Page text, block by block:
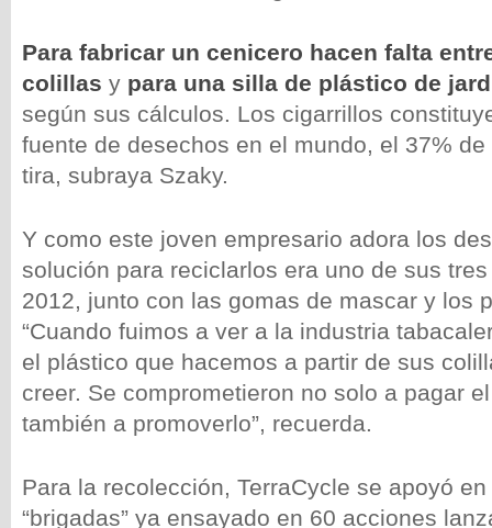
Para fabricar un cenicero hacen falta
colillas y para una silla de plástico de
según sus cálculos. Los cigarrillos
fuente de desechos en el mundo, el 37%
tira, subraya Szaky.
Y como este joven empresario adora los
solución para reciclarlos era uno de sus
2012, junto con las gomas de mascar y los
“Cuando fuimos a ver a la industria
el plástico que hacemos a partir de sus
creer. Se comprometieron no solo a pagar
también a promoverlo”, recuerda.
Para la recolección, TerraCycle se apoyó
“brigadas” ya ensayado en 60 acciones